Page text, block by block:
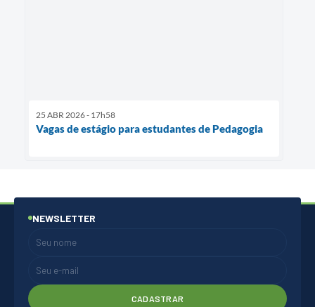
25 ABR 2026 - 17h58
Vagas de estágio para estudantes de Pedagogia
NEWSLETTER
CADASTRAR